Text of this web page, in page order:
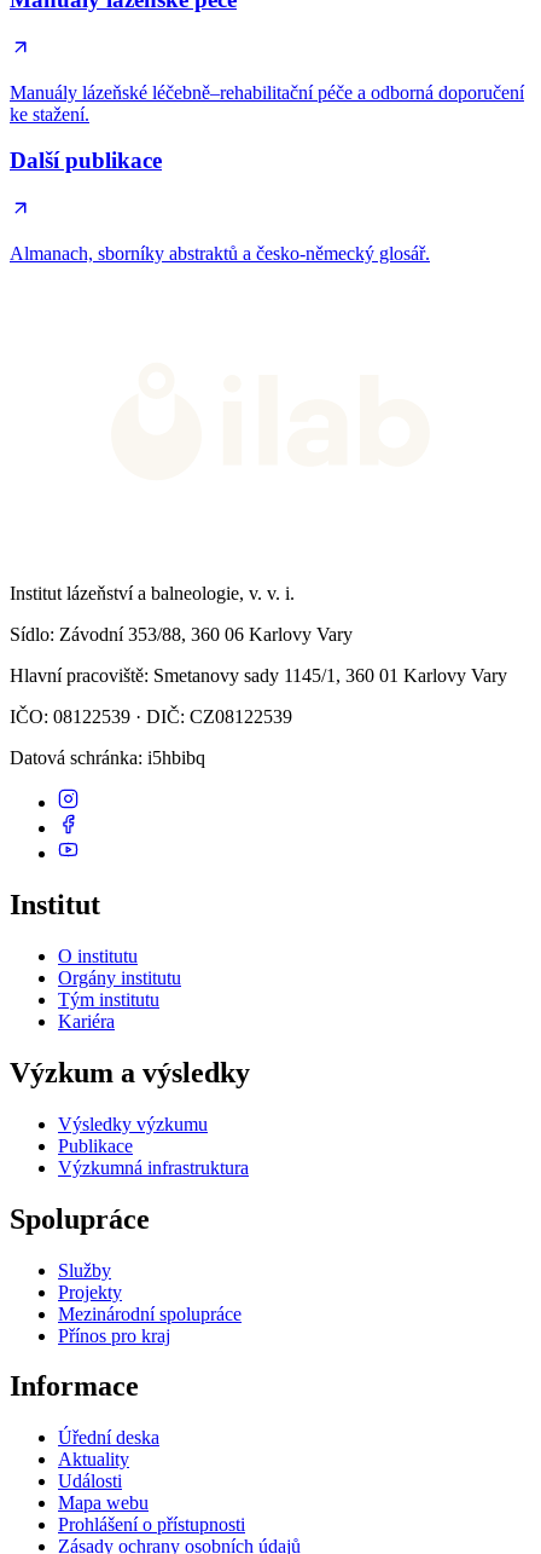
Manuály lázeňské léčebně–rehabilitační péče a odborná doporučení
ke stažení.
Další publikace
Almanach, sborníky abstraktů a česko-německý glosář.
Institut lázeňství a balneologie, v. v. i.
Sídlo: Závodní 353/88, 360 06 Karlovy Vary
Hlavní pracoviště: Smetanovy sady 1145/1, 360 01 Karlovy Vary
IČO: 08122539 · DIČ: CZ08122539
Datová schránka: i5hbibq
Institut
O institutu
Orgány institutu
Tým institutu
Kariéra
Výzkum a výsledky
Výsledky výzkumu
Publikace
Výzkumná infrastruktura
Spolupráce
Služby
Projekty
Mezinárodní spolupráce
Přínos pro kraj
Informace
Úřední deska
Aktuality
Události
Mapa webu
Prohlášení o přístupnosti
Zásady ochrany osobních údajů